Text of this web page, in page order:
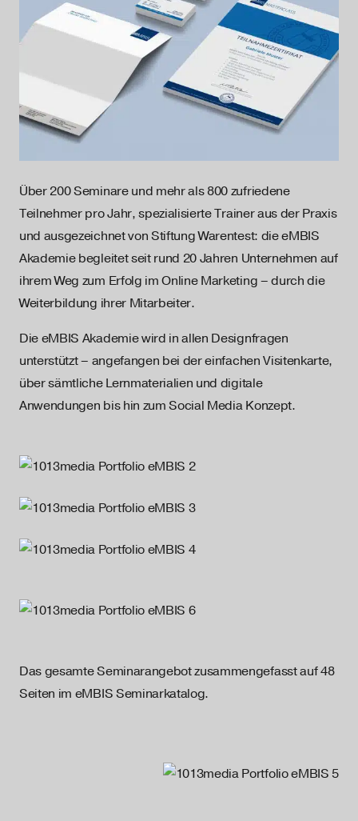
Über 200 Seminare und mehr als 800 zufriedene
Teilnehmer pro Jahr, spezialisierte Trainer aus der Praxis
und ausgezeichnet von Stiftung Warentest: die eMBIS
Akademie begleitet seit rund 20 Jahren Unternehmen auf
ihrem Weg zum Erfolg im Online Marketing – durch die
Weiterbildung ihrer Mitarbeiter.
Die eMBIS Akademie wird in allen Designfragen
unterstützt – angefangen bei der einfachen Visitenkarte,
über sämtliche Lernmaterialien und digitale
Anwendungen bis hin zum Social Media Konzept.
Das gesamte Seminarangebot zusammengefasst auf 48
Seiten im eMBIS Seminarkatalog.